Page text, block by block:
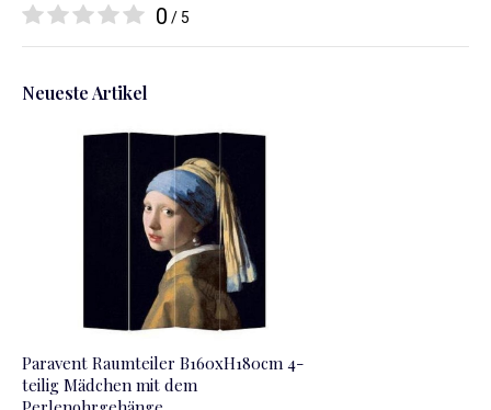
0 / 5
Neueste Artikel
Paravent Raumteiler B160xH180cm 4-
teilig Mädchen mit dem